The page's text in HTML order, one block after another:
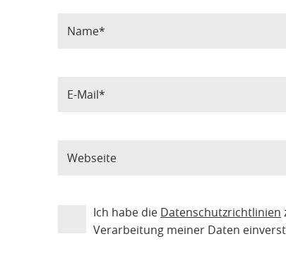
Ich habe die Datenschutzrichtlinien
Verarbeitung meiner Daten